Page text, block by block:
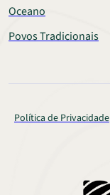
Oceano
Povos Tradicionais
Política de Privacidade